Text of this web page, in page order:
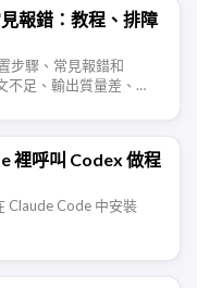
報錯：教程、排障
步驟、常見報錯和
足、輸出質量差、
裡呼叫 Codex 做程
Claude Code 中安裝